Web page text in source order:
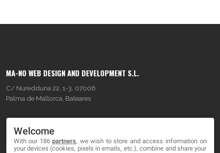
MA-NO WEB DESIGN AND DEVELOPMENT S.L.
C/ Nuredduna 22, 1-3, 07006
Palma de Mallorca, Baleares
About
Welcome
With our 186partners, we wish to store and access information on
your devices (cookies, pixels in emails, etc.), combine and share your